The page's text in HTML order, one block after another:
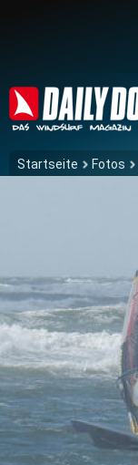
Startseite Fotos